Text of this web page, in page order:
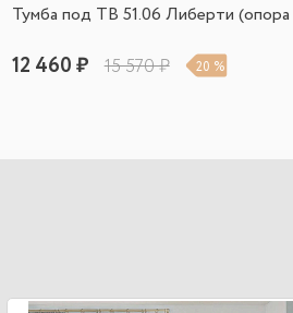
Тумба под ТВ 51.06 Либерти (опора
12 460 ₽ 15 570 ₽ 20 %